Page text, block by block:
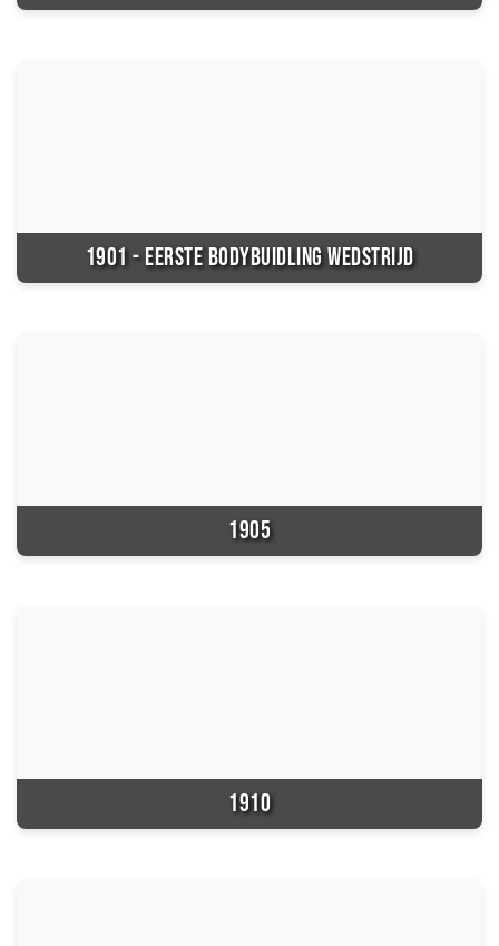
1901 - EERSTE BODYBUIDLING WEDSTRIJD
1905
1910